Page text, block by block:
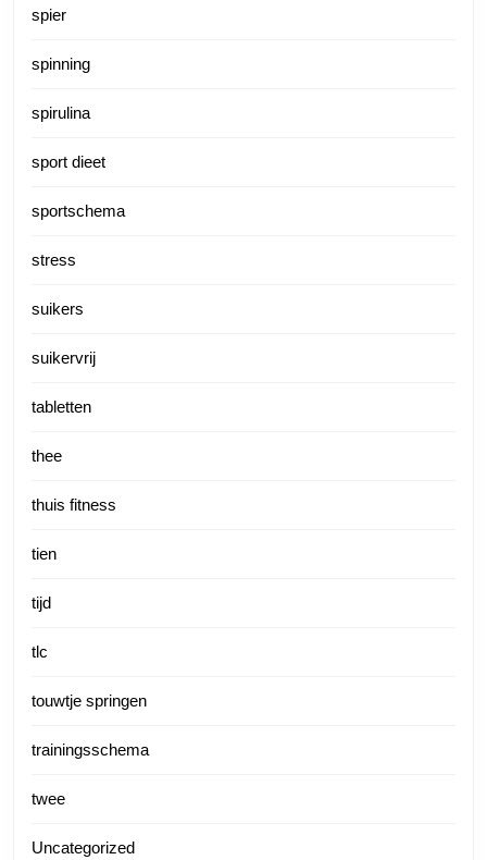
spier
spinning
spirulina
sport dieet
sportschema
stress
suikers
suikervrij
tabletten
thee
thuis fitness
tien
tijd
tlc
touwtje springen
trainingsschema
twee
Uncategorized